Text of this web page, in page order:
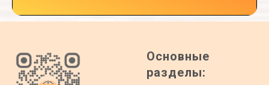
Основные
разделы: